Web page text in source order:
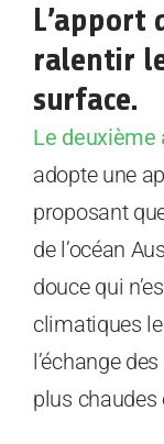
L’apport
ralentir
surface.
Le deuxième
adopte une
proposant
de l’océan
douce qui
climatiques
l’échange
plus chaudes